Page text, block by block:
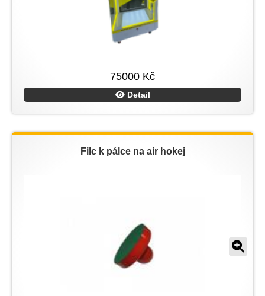
75000 Kč
Detail
Filc k pálce na air hokej